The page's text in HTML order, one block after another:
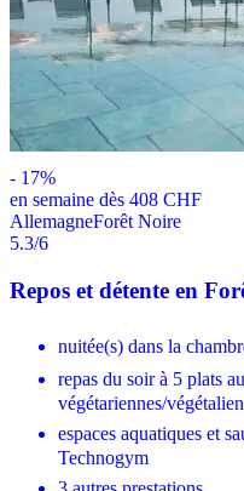
- 17%
en semaine dès 408 CHF
AllemagneForêt Noire
5.3/6
Repos et détente en
nuitée(s) dans la
repas du soir à 5 plats
végétariennes/
espaces aquatiques et
Technogym